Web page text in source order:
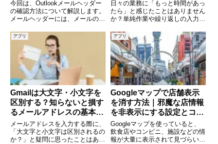
今回は、Outlookメールヘッダー
の確認方法について解説します。
メールヘッダーには、メールの送
イルの種類など、さまざまな情報
が含まれています。メールヘッダ
ーの情報は、迷惑メール対策や、
メールの送信経路を確認す
日々の業務に「もっと時間があっ
たら」と感じたことはありません
か？単純作業や繰り返しの入力、
ているなら、Power Automate
Desktopがその悩みを解決してく
れるかもしれません。マイクロソ
フトが提供す
アプリ
Gmailは大文字・小文字を
区別する？知らないと損す
るメールアドレスの基本知
識
メールアドレスを入力する際に、
「大文字と小文字は区別されるの
か？」と疑問に思ったことはあり
アプリ
Googleマップで店舗表示
を消す方法｜邪魔な店情報
を非表示にする設定とコツ
を徹底解説
Googleマップを使っていると、
飲食店やコンビニ、施設などの情
報が大量に表示されて見づらいと